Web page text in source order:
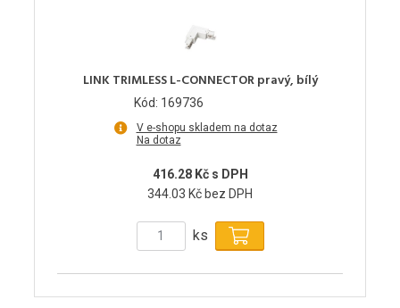
LINK TRIMLESS L-CONNECTOR pravý, bílý
Kód: 169736
V e-shopu skladem na dotaz
Na dotaz
416.28 Kč s DPH
344.03 Kč bez DPH
ks